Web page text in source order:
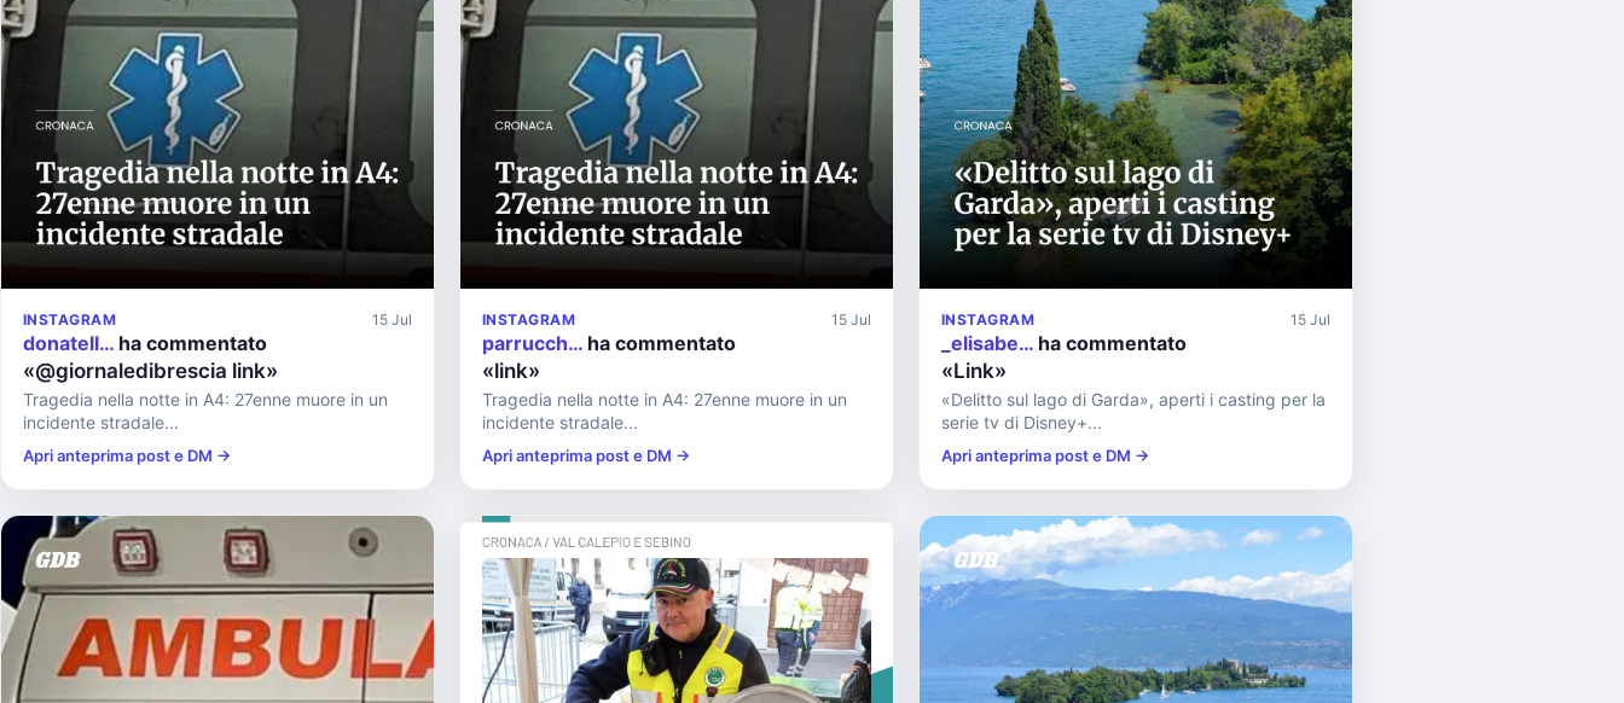
INSTAGRAM 15 Jul
donatell… ha commentato
«@giornaledibrescia link»
Tragedia nella notte in A4: 27enne muore in un
incidente stradale...
Apri anteprima post e DM →
INSTAGRAM 15 Jul
parrucch… ha commentato
«link»
Tragedia nella notte in A4: 27enne muore in un
incidente stradale...
Apri anteprima post e DM →
INSTAGRAM 15 Jul
_elisabe… ha commentato
«Link»
«Delitto sul lago di Garda», aperti i casting per la
serie tv di Disney+...
Apri anteprima post e DM →